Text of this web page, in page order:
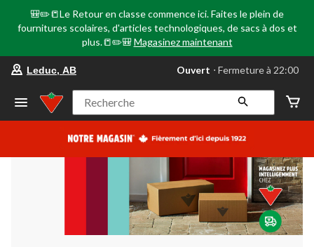
🎒✏️📒Le Retour en classe commence ici. Faites le plein de
fournitures scolaires, d'articles technologiques, de sacs à dos et
plus.📒✏️🎒 Magasinez maintenant
votre
préféré
Leduc,
AB,
courament
Fermeture
à
22:00
cliquer
pour
changer
Leduc, AB Ouvert ⋅ Fermeture à 22:00
Recherche